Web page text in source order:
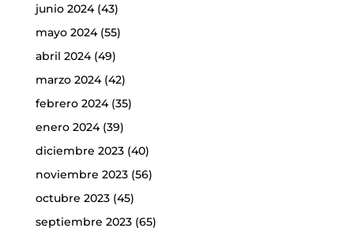
junio 2024(43)
mayo 2024(55)
abril 2024(49)
marzo 2024(42)
febrero 2024(35)
enero 2024(39)
diciembre 2023(40)
noviembre 2023(56)
octubre 2023(45)
septiembre 2023(65)